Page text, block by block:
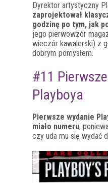
Dyrektor artystyczny
zaprojektował
godzinę po tym, jak
jego pierwowzór
wieczór kawalerski) z
dobrym pomysłem.
#11
Playboya
Pierwsze wydanie
miało numeru,
czy uda mu się wydać